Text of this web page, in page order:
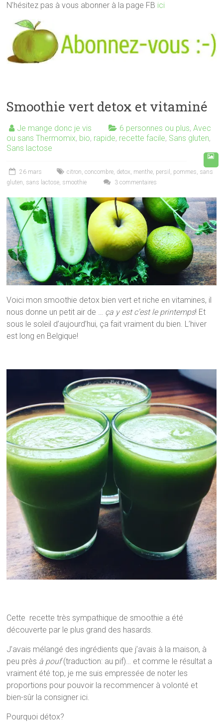
N’hésitez pas à vous abonner à la page FB ici
Smoothie vert detox et vitaminé
Je mange donc je vis 6 personnes ou plus,Avec
ou sans Thermomix, bio, rapide, recette facile, Sans gluten,
Sans lactose
26 mars citron,concombre, detox, menthe, persil , pommes, sans
gluten, sans lactose, smoothie 3 commentaires
Voici mon smoothie detox bien vert et riche en vitamines, il
nous donne un petit air de … ça y est c’est le printemps! Et
sous le soleil d’aujourd’hui, ça fait vraiment du bien. L’hiver
est long en Belgique!
Cette recette très sympathique de smoothie a été
découverte par le plus grand des hasards.
J’avais mélangé des ingrédients que j’avais à la maison, à
peu près à pouf(traduction: au pif)… et comme le résultat a
vraiment été top, je me suis empressée de noter les
proportions pour pouvoir la recommencer à volonté et
bien-sûr la consigner ici.
Pourquoi détox?